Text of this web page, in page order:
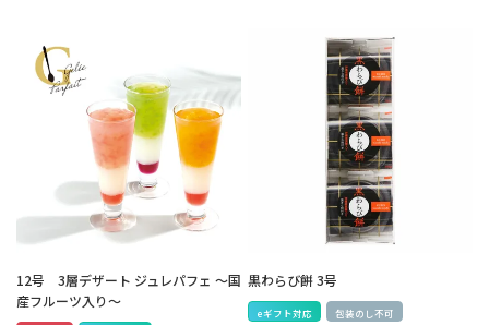
12号 3層デザート ジュレパフェ ～国
産フルーツ入り～
黒わらび餅 3号
eギフト対応 包装のし不可